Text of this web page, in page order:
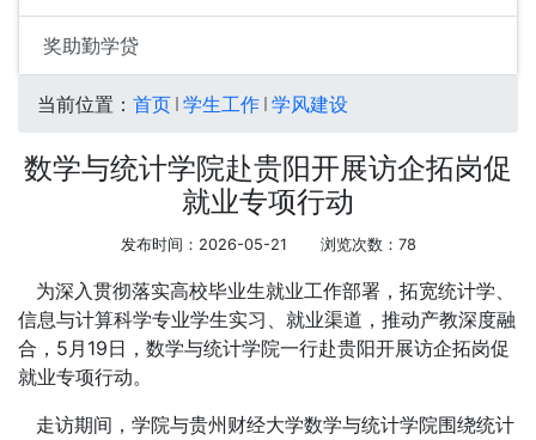
奖助勤学贷
当前位置： 首页 学生工作 学风建设
数学与统计学院赴贵阳开展访企拓岗促
就业专项行动
发布时间：2026-05-21 浏览次数： 78
为深入贯彻落实高校毕业生就业工作部署，拓宽统计学、
信息与计算科学专业学生实习、就业渠道，推动产教深度融
合，5月19日，数学与统计学院一行赴贵阳开展访企拓岗促
就业专项行动。
走访期间，学院与贵州财经大学数学与统计学院围绕统计